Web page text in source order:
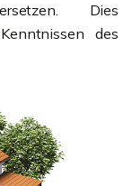
Dies
des